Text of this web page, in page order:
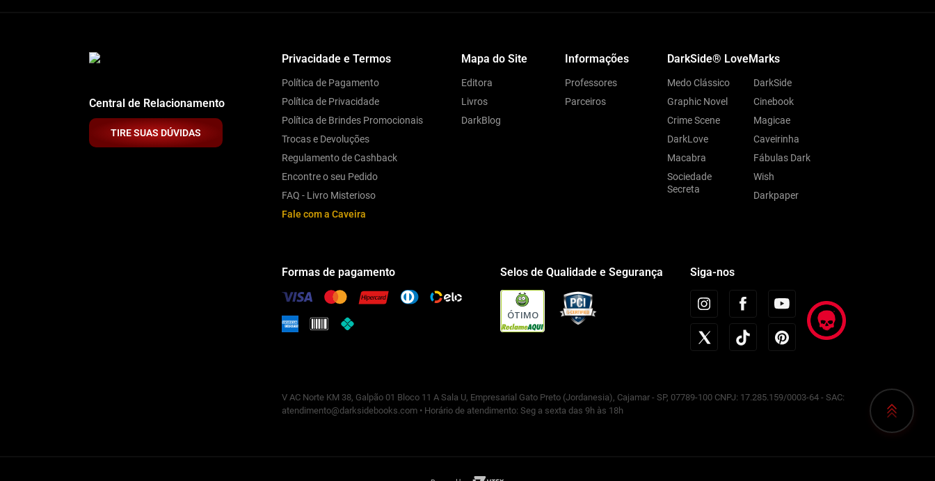
Central de Relacionamento
TIRE SUAS DÚVIDAS
Privacidade e Termos
Política de Pagamento
Política de Privacidade
Política de Brindes Promocionais
Trocas e Devoluções
Regulamento de Cashback
Encontre o seu Pedido
FAQ - Livro Misterioso
Fale com a Caveira
Mapa do Site
Editora
Livros
DarkBlog
Informações
Professores
Parceiros
DarkSide® LoveMarks
Medo Clássico
Graphic Novel
Crime Scene
DarkLove
Macabra
Sociedade
Secreta
DarkSide
Cinebook
Magicae
Caveirinha
Fábulas Dark
Wish
Darkpaper
Formas de pagamento Selos de Qualidade e Segurança
ÓTIMO
Siga-nos
V AC Norte KM 38, Galpão 01 Bloco 11 A Sala U, Empresarial Gato Preto (Jordanesia), Cajamar - SP, 07789-100 CNPJ: 17.285.159/0003-64 - SAC:
atendimento@darksidebooks.com • Horário de atendimento: Seg a sexta das 9h às 18h